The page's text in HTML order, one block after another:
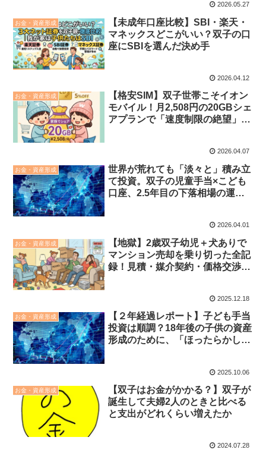
2026.05.27
お金・資産形成
【未成年口座比較】SBI・楽天・
マネックスどこがいい？双子の口
座にSBIを選んだ決め手
2026.04.12
お金・資産形成
【格安SIM】双子世帯こそイオン
モバイル！月2,508円の20GBシェ
アプランで「速度制限の絶望」な
2026.04.07
お金・資産形成
世界が荒れても「淡々と」積み立
て投資。双子の児童手当×こども
口座、2.5年目の下落相場の運用
2026.04.01
お金・資産形成
【地獄】2歳双子幼児＋犬ありで
マンション売却を乗り切った全記
録！見積・媒介契約・価格交渉・
2025.12.18
お金・資産形成
【２年経過レポート】子ども手当
投資は順調？18年後の子供の資産
形成のために、「ほったらかし」
2025.10.06
お金・資産形成
【双子はお金がかかる？】双子が
誕生して夫婦2人のときと比べる
と支出がどれくらい増えたか
2024.07.28